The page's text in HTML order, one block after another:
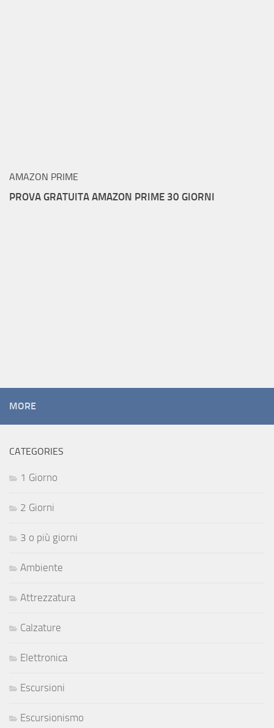
AMAZON PRIME
PROVA GRATUITA AMAZON PRIME 30 GIORNI
MORE
CATEGORIES
1 Giorno
2 Giorni
3 o più giorni
Ambiente
Attrezzatura
Calzature
Elettronica
Escursioni
Escursionismo